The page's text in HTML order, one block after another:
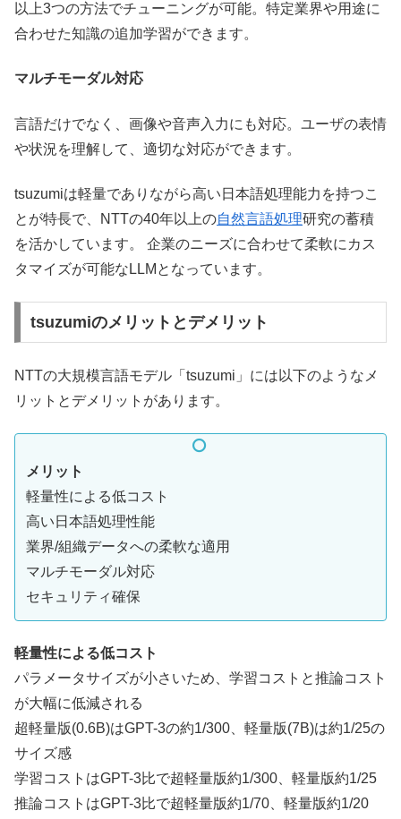
以上3つの方法でチューニングが可能。特定業界や用途に
合わせた知識の追加学習ができます。
マルチモーダル対応
言語だけでなく、画像や音声入力にも対応。ユーザの表情
や状況を理解して、適切な対応ができます。
tsuzumiは軽量でありながら高い日本語処理能力を持つこ
とが特長で、NTTの40年以上の自然言語処理研究の蓄積
を活かしています。 企業のニーズに合わせて柔軟にカス
タマイズが可能なLLMとなっています。
tsuzumiのメリットとデメリット
NTTの大規模言語モデル「tsuzumi」には以下のようなメ
リットとデメリットがあります。
メリット
軽量性による低コスト
高い日本語処理性能
業界/組織データへの柔軟な適用
マルチモーダル対応
セキュリティ確保
軽量性による低コスト
パラメータサイズが小さいため、学習コストと推論コスト
が大幅に低減される
超軽量版(0.6B)はGPT-3の約1/300、軽量版(7B)は約1/25の
サイズ感
学習コストはGPT-3比で超軽量版約1/300、軽量版約1/25
推論コストはGPT-3比で超軽量版約1/70、軽量版約1/20